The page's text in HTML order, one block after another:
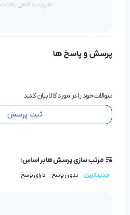
هیچ دیدگاهی یافت
پرسش و پاسخ ها
سوالات خود را در مورد کالا بیان کنید
ثبت پرسش
مرتب سازی پرسش ها بر اساس:
جدیدترین بدون پاسخ دارای پاسخ